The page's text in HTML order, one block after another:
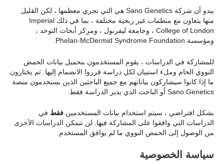
يبدو أن شركة Sano Genetics هي التي تجري معظمها ، لكن القليل
منها يتعاون مع منظمات غير ربحية مختلفة ، بما في ذلك Imperial
College of London ، وجامعة ليفربول ، ومركز أبحاث التوحد ،
ومؤسسة Phelan-McDermid Syndrome Foundation.
للمشاركة في الدراسات ، يقوم المستخدمون بتحميل بيانات الحمض
النووي الخام وملء استبيان لكل دراسة قرروا الانضمام إليها. ثم يختارون
ما إذا كانوا سيشاركون بياناتهم مع جميع الباحثين الذين يستخدمون منصة
Sano Genetics أو الباحث الذي يدير الدراسة فقط.
بشكل افتراضي ، سيتم استخدام بيانات المستخدمين فقط في
الدراسات التي وافقوا على المشاركة فيها. لن تتمكن الدراسات الأخرى
من الوصول إلى الحمض النووي ما لم يوافق المستخدم.
سياسة الخصوصية